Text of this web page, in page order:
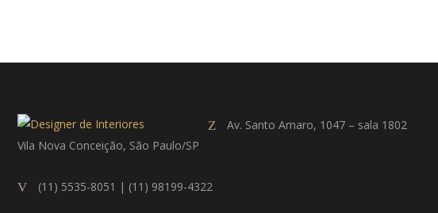
Av. Santo Amaro, 1047 – sala 1802
Vila Nova Conceição, São Paulo/SP
(11) 5535-8051 | (11) 98199-4322